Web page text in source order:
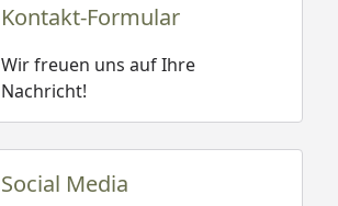
Kontakt-Formular
Wir freuen uns auf Ihre
Nachricht!
Social Media